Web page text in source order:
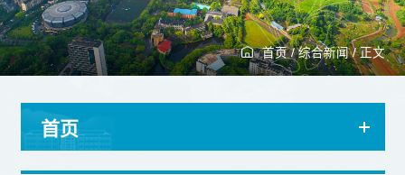
首页/综合新闻/正文
首页